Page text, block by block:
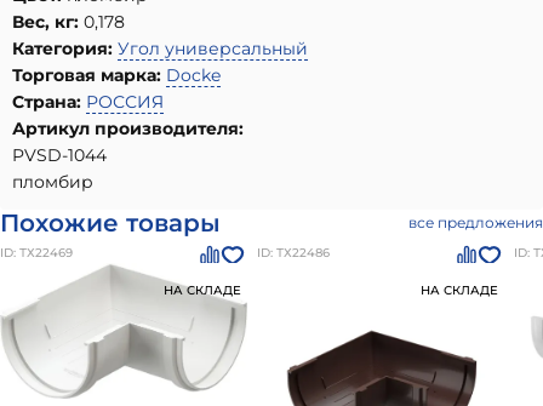
Вес, кг: 0,178
Категория: Угол универсальный
Торговая марка: Docke
Страна: РОССИЯ
Артикул производителя:
PVSD-1044
пломбир
Похожие товары все предложения
ID: ТХ22469
НА СКЛАДЕ
ID: ТХ22486
НА СКЛАДЕ
ID: